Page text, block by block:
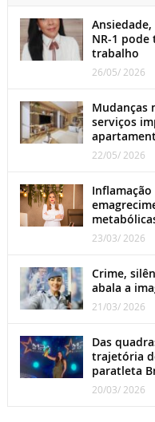
NR-1
trabalho
26/05/ 2026
Mudanças
serviços
22/05/ 2026
23/03/ 2026
Crime,
abala a
21/03/ 2026
Das
trajetória
paratleta
20/03/ 2026